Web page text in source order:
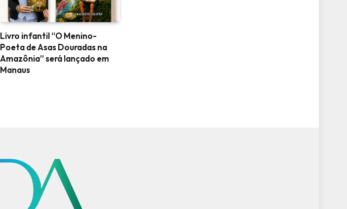
Livro infantil “O Menino-
Poeta de Asas Douradas na
Amazônia” será lançado em
Manaus